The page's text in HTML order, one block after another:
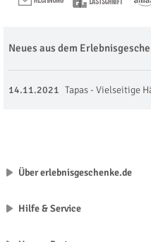
Neues aus dem
14.11.2021 Tapas - Vielseitige
Über erlebnisgeschenke.de
Hilfe & Service